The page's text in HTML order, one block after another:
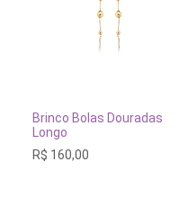
AO CARRINHO
Douradas
Brinco